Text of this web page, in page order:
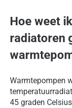
Hoe weet
radiatoren
Warmtepompen
45 graden